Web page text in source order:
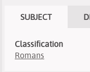
SUBJECT
Classification
Romans